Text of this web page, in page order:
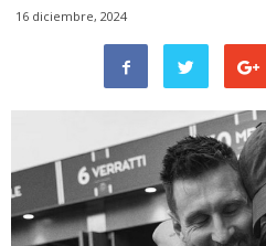
16 diciembre, 2024